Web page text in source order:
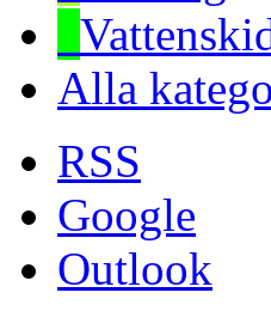
Alla
RSS
Google
Outlook